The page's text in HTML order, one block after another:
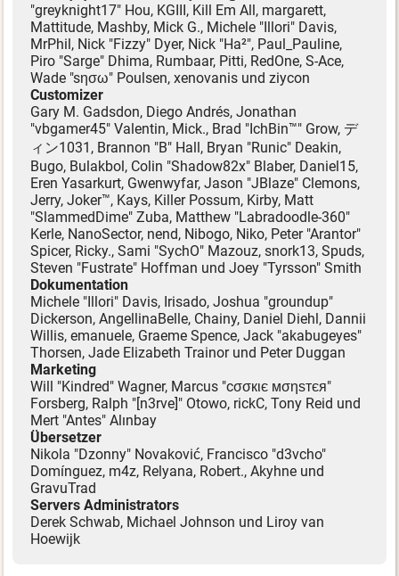
"greyknight17" Hou, KGIII, Kill Em All, margarett,
Mattitude, Mashby, Mick G., Michele "Illori" Davis,
MrPhil, Nick "Fizzy" Dyer, Nick "Ha²", Paul_Pauline,
Piro "Sarge" Dhima, Rumbaar, Pitti, RedOne, S-Ace,
Wade "sησω" Poulsen, xenovanis und ziycon
Customizer
Gary M. Gadsdon, Diego Andrés, Jonathan
"vbgamer45" Valentin, Mick., Brad "IchBin™" Grow, デ
ィン1031, Brannon "B" Hall, Bryan "Runic" Deakin,
Bugo, Bulakbol, Colin "Shadow82x" Blaber, Daniel15,
Eren Yasarkurt, Gwenwyfar, Jason "JBlaze" Clemons,
Jerry, Joker™, Kays, Killer Possum, Kirby, Matt
"SlammedDime" Zuba, Matthew "Labradoodle-360"
Kerle, NanoSector, nend, Nibogo, Niko, Peter "Arantor"
Spicer, Ricky., Sami "SychO" Mazouz, snork13, Spuds,
Steven "Fustrate" Hoffman und Joey "Tyrsson" Smith
Dokumentation
Michele "Illori" Davis, Irisado, Joshua "groundup"
Dickerson, AngellinaBelle, Chainy, Daniel Diehl, Dannii
Willis, emanuele, Graeme Spence, Jack "akabugeyes"
Thorsen, Jade Elizabeth Trainor und Peter Duggan
Marketing
Will "Kindred" Wagner, Marcus "cσσкιє мσηѕтєя"
Forsberg, Ralph "[n3rve]" Otowo, rickC, Tony Reid und
Mert "Antes" Alınbay
Übersetzer
Nikola "Dzonny" Novaković, Francisco "d3vcho"
Domínguez, m4z, Relyana, Robert., Akyhne und
GravuTrad
Servers Administrators
Derek Schwab, Michael Johnson und Liroy van
Hoewijk